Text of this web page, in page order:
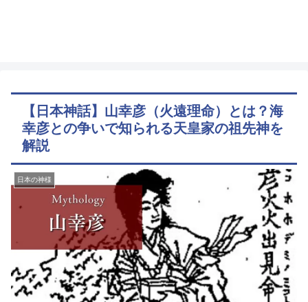
【日本神話】山幸彦（火遠理命）とは？海
幸彦との争いで知られる天皇家の祖先神を
解説
日本の神様